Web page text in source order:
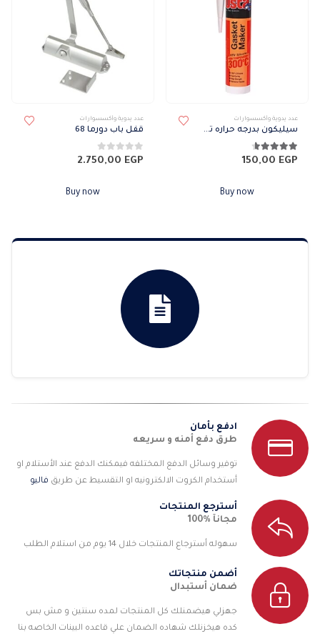
عدد يدوية وأكسسوارات
سيليكون بدرجه حراره تصل الي 300 درجة مئويه
4.56من 5
150,00 EGP
Buy now
عدد يدوية وأكسسوارات
قفل باب دورما 68
0من 5 2.750,00 EGP
Buy now
ادفع بأمان
طرق دفع أمنه و سريعه
توفير وسائل الدفع المختلفه فيمكنك الدفع عند الأستلام او
أستخدام الكروت الالكترونيه او التقسيط عن طريق فاليو
أسترجع المنتجات
مجانآ %100
سهوله أسترجاع المنتجات خلال 14 يوم من استلام الطلب
أضمن منتجاتك
ضمان أستبدال
جهزلي هيضمنلك كل المنتجات لمده سنتين و مش بس
كده هيخزنلك شهاده الضمان علي قاعده البينات الخاصه بنا